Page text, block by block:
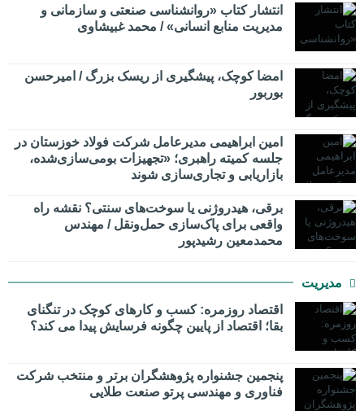
انتشار کتاب «روانشناسی صنعتی و سازمانی و
مدیریت منابع انسانی» / محمد غبیشاوی
امضا کوچک، پیشگیری از ریسک بزرگ / امیرحسن
بوربور
امین ابراهیمی مدیرعامل شرکت فولاد خوزستان در
جلسه کمیته راهبری؛ «تجهیزات بومی‌سازی‌شده،
بازاریابی و تجاری‌سازی شوند
برقی، هیدروژنی یا سوخت‌های سنتی؟ نقشه راه
واقعی برای پاک‌سازی حمل‌ونقل / مهندس
محمدمعین رشیدپور
مدیریت
اقتصاد روزمره: کسب‌ و کارهای کوچک در تنگنای
بقا؛ اقتصاد از پایین چگونه فرسایش پیدا می کند؟
پنجمین جشنواره پژوهشگران برتر و منتخب شرکت
فناوری و مهندسی پرتو صنعت طلایی